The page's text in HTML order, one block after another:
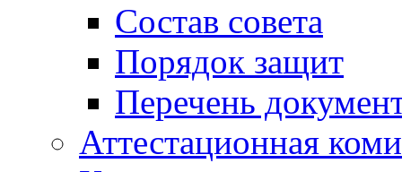
Состав совета
Порядок защит
Перечень
Аттестационная